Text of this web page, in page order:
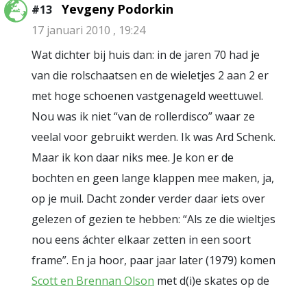
#13 Yevgeny Podorkin
17 januari 2010 , 19:24
Wat dichter bij huis dan: in de jaren 70 had je
van die rolschaatsen en de wieletjes 2 aan 2 er
met hoge schoenen vastgenageld weettuwel.
Nou was ik niet “van de rollerdisco” waar ze
veelal voor gebruikt werden. Ik was Ard Schenk.
Maar ik kon daar niks mee. Je kon er de
bochten en geen lange klappen mee maken, ja,
op je muil. Dacht zonder verder daar iets over
gelezen of gezien te hebben: “Als ze die wieltjes
nou eens áchter elkaar zetten in een soort
frame”. En ja hoor, paar jaar later (1979) komen
Scott en Brennan Olson met d(i)e skates op de